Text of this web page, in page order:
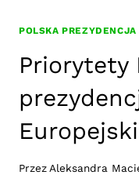
POLSKA
Priorytety
Przez Aleksandra